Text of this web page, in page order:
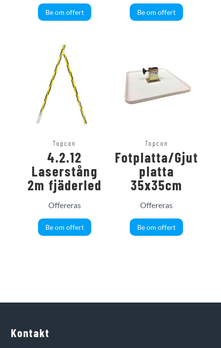
Be om offert Be om offert
Topcon
4.2.12
Laserstång
2m fjäderled
Offereras
Be om offert
Topcon
Fotplatta/Gjut
platta
35x35cm
Offereras
Be om offert
Kontakt